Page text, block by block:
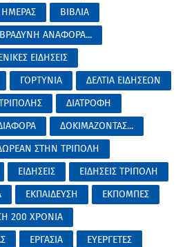
ΒΙΒΛΙΑ
ΒΡΑΔΥΝΗ ΑΝΑΦΟΡΑ...
ΕΙΔΗΣΕΙΣ
ΓΟΡΤΥΝΙΑ
ΔΕΛΤΙΑ ΕΙΔΗΣΕΩΝ
ΔΙΑΤΡΟΦΗ
ΔΟΚΙΜΑΖΟΝΤΑΣ...
ΣΤΗΝ ΤΡΙΠΟΛΗ
ΕΙΔΗΣΕΙΣ
ΕΙΔΗΣΕΙΣ ΤΡΙΠΟΛΗ
ΕΚΠΑΙΔΕΥΣΗ
ΕΚΠΟΜΠΕΣ
200 ΧΡΟΝΙΑ
ΕΡΓΑΣΙΑ
ΕΥΕΡΓΕΤΕΣ